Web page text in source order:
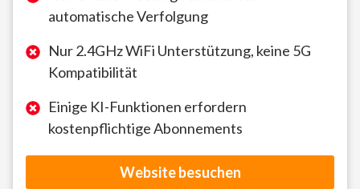
automatische Verfolgung
Nur 2.4GHz WiFi Unterstützung, keine 5G
Kompatibilität
Einige KI-Funktionen erfordern
kostenpflichtige Abonnements
Website besuchen